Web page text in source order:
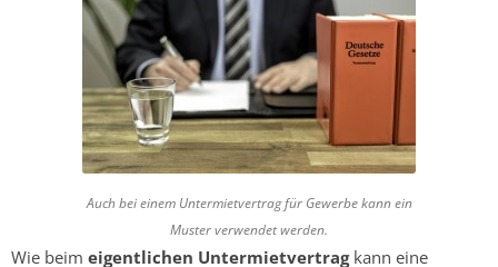
Auch bei einem Untermietvertrag für Gewerbe kann ein
Muster verwendet werden.
Wie beim eigentlichen Untermietvertragkann eine